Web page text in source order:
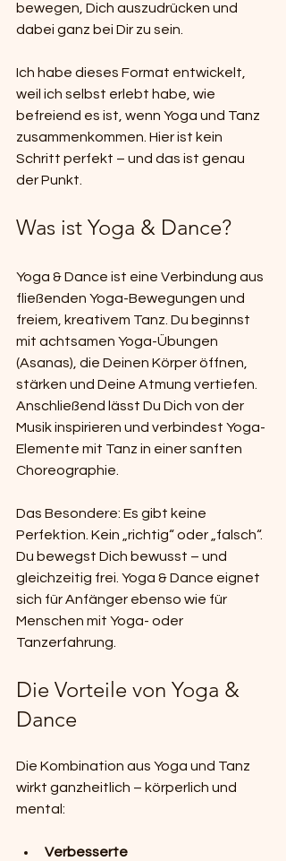
bewegen, Dich auszudrücken und
dabei ganz bei Dir zu sein.
Ich habe dieses Format entwickelt,
weil ich selbst erlebt habe, wie
befreiend es ist, wenn Yoga und Tanz
zusammenkommen. Hier ist kein
Schritt perfekt – und das ist genau
der Punkt.
Was ist Yoga & Dance?
Yoga & Dance ist eine Verbindung aus
fließenden Yoga-Bewegungen und
freiem, kreativem Tanz. Du beginnst
mit achtsamen Yoga-Übungen
(Asanas), die Deinen Körper öffnen,
stärken und Deine Atmung vertiefen.
Anschließend lässt Du Dich von der
Musik inspirieren und verbindest Yoga-
Elemente mit Tanz in einer sanften
Choreographie.
Das Besondere: Es gibt keine
Perfektion. Kein „richtig“ oder „falsch“.
Du bewegst Dich bewusst – und
gleichzeitig frei. Yoga & Dance eignet
sich für Anfänger ebenso wie für
Menschen mit Yoga- oder
Tanzerfahrung.
Die Vorteile von Yoga &
Dance
Die Kombination aus Yoga und Tanz
wirkt ganzheitlich – körperlich und
mental:
Verbesserte